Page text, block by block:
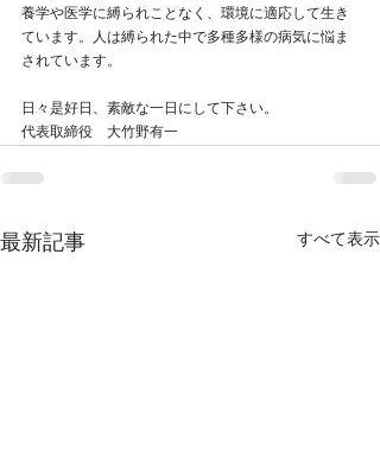
養学や医学に縛られことなく、環境に適応して生き
ています。人は縛られた中で多種多様の病気に悩ま
されています。
日々是好日、素敵な一日にして下さい。
代表取締役　大竹野有一
最新記事 すべて表示